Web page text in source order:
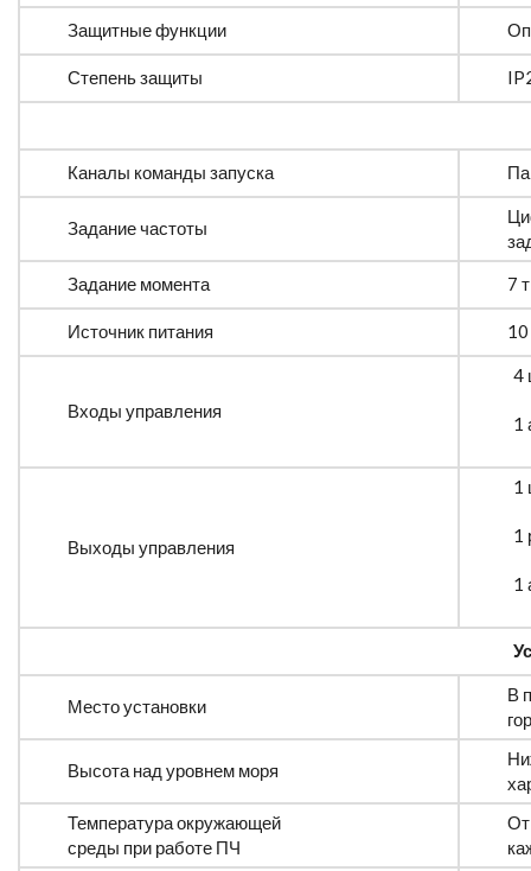
Защитные функции
Степень защиты
Каналы команды запуска
Задание частоты
Задание момента
7
Источник питания
Входы управления
4
1
Выходы управления
1
1
1
Место установки
В
Высота над уровнем моря
Температура окружающей
среды при работе ПЧ
От